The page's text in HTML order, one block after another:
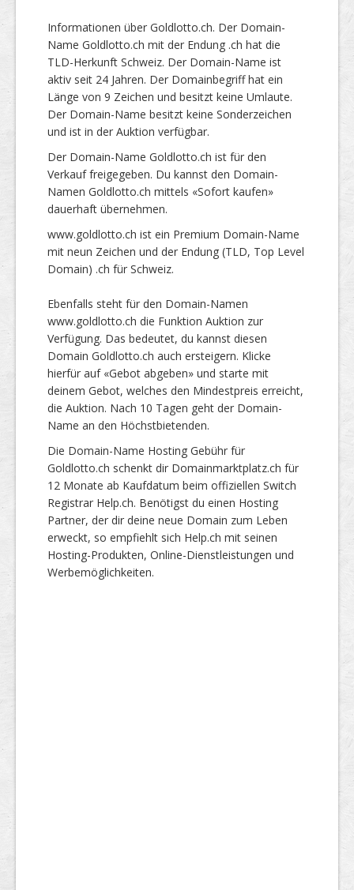
Informationen über Goldlotto.ch. Der Domain-
Name Goldlotto.ch mit der Endung .ch hat die
TLD-Herkunft Schweiz. Der Domain-Name ist
aktiv seit 24 Jahren. Der Domainbegriff hat ein
Länge von 9 Zeichen und besitzt keine Umlaute.
Der Domain-Name besitzt keine Sonderzeichen
und ist in der Auktion verfügbar.
Der Domain-Name Goldlotto.ch ist für den
Verkauf freigegeben. Du kannst den Domain-
Namen Goldlotto.ch mittels «Sofort kaufen»
dauerhaft übernehmen.
www.goldlotto.ch ist ein Premium Domain-Name
mit neun Zeichen und der Endung (TLD, Top Level
Domain) .ch für Schweiz.
Ebenfalls steht für den Domain-Namen
www.goldlotto.ch die Funktion Auktion zur
Verfügung. Das bedeutet, du kannst diesen
Domain Goldlotto.ch auch ersteigern. Klicke
hierfür auf «Gebot abgeben» und starte mit
deinem Gebot, welches den Mindestpreis erreicht,
die Auktion. Nach 10 Tagen geht der Domain-
Name an den Höchstbietenden.
Die Domain-Name Hosting Gebühr für
Goldlotto.ch schenkt dir Domainmarktplatz.ch für
12 Monate ab Kaufdatum beim offiziellen Switch
Registrar Help.ch. Benötigst du einen Hosting
Partner, der dir deine neue Domain zum Leben
erweckt, so empfiehlt sich Help.ch mit seinen
Hosting-Produkten, Online-Dienstleistungen und
Werbemöglichkeiten.